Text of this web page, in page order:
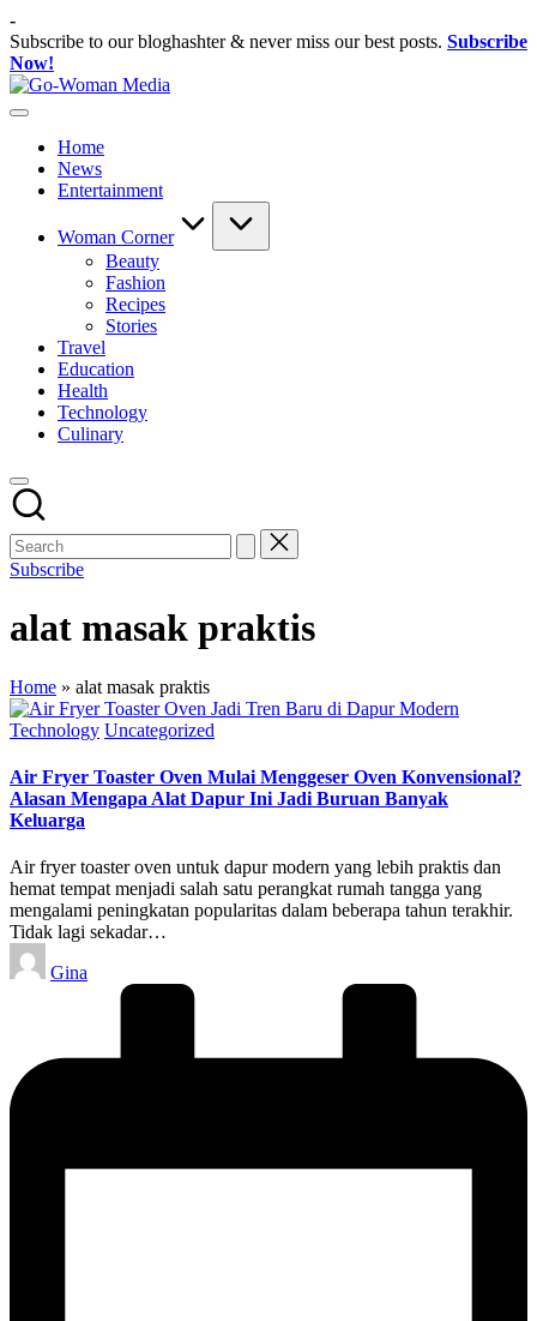
Skip
to
content
-
Subscribe to our bloghashter & never miss our best posts. Subscribe
Now!
Portal
Untuk
Wanita
Indonesia
Home
News
Entertainment
Woman Corner
Beauty
Fashion
Recipes
Stories
Travel
Education
Health
Technology
Culinary
Subscribe
alat masak praktis
Home » alat masak praktis
Posted
Technology Uncategorized
Air Fryer Toaster Oven Mulai Menggeser Oven Konvensional?
Alasan Mengapa Alat Dapur Ini Jadi Buruan Banyak
Keluarga
Air fryer toaster oven untuk dapur modern yang lebih praktis dan
hemat tempat menjadi salah satu perangkat rumah tangga yang
mengalami peningkatan popularitas dalam beberapa tahun terakhir.
Tidak lagi sekadar…
Posted
by
Gina